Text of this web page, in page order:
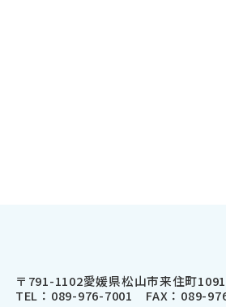
〒791-1102愛媛県松山市来住町
TEL： 089-976-7001 FAX：089-